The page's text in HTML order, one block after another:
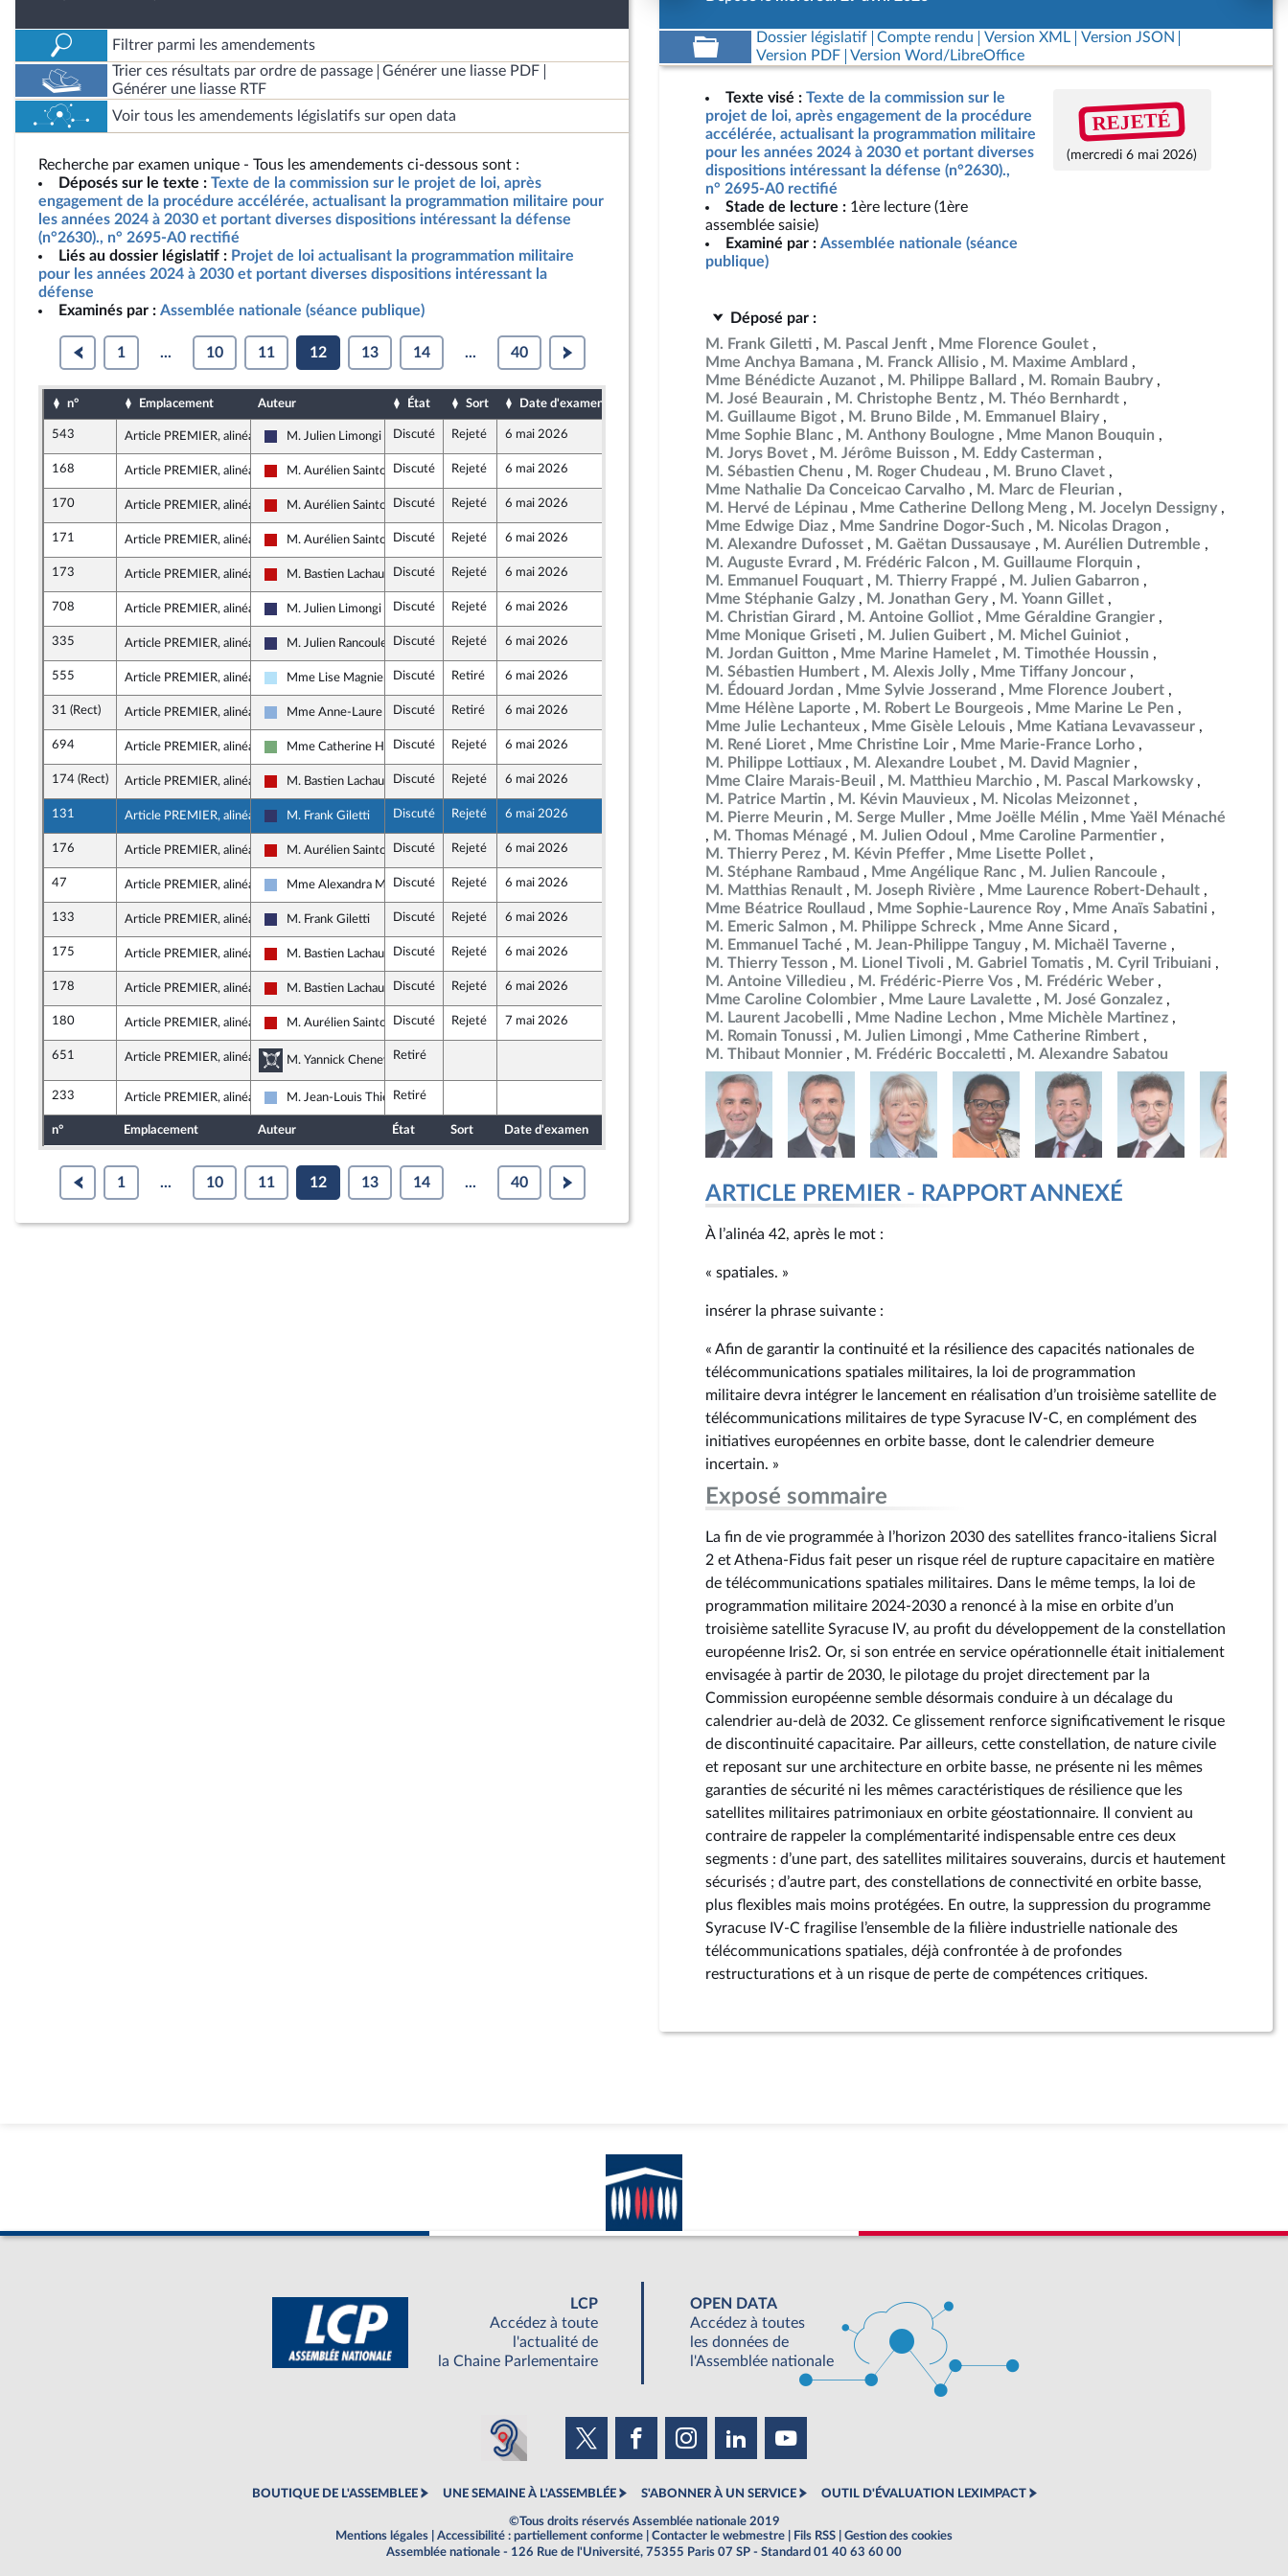
Filtrer parmi les amendements
Trier ces résultats par ordre de passage
Générer une liasse PDF
Générer une liasse RTF
Voir tous les amendements législatifs sur open data
Recherche par examen unique - Tous les amendements ci-dessous sont :
Déposés sur le texte : Texte de la commission sur le projet de loi, après
engagement de la procédure accélérée, actualisant la programmation militaire pour
les années 2024 à 2030 et portant diverses dispositions intéressant la défense
(n°2630)., n° 2695-A0 rectifié
Liés au dossier législatif : Projet de loi actualisant la programmation militaire
pour les années 2024 à 2030 et portant diverses dispositions intéressant la
défense
Examinés par : Assemblée nationale (séance publique)
1 ... 10 11 12 13 14 ... 40
n° Emplacement Auteur État Sort Date d'examen Date de dépôt
543 Article PREMIER, alinéa 36
Rassemblement National
M. Julien Limongi Discuté Rejeté 6 mai 2026
168 Article PREMIER, alinéa 37
La France insoumise - Nouveau Front Populaire
M. Aurélien SaintoulDiscuté Rejeté 6 mai 2026
170 Article PREMIER, alinéa 37
La France insoumise - Nouveau Front Populaire
M. Aurélien SaintoulDiscuté Rejeté 6 mai 2026
171 Article PREMIER, alinéa 37
La France insoumise - Nouveau Front Populaire
M. Aurélien SaintoulDiscuté Rejeté 6 mai 2026
173 Article PREMIER, alinéa 38
La France insoumise - Nouveau Front Populaire
M. Bastien Lachaud Discuté Rejeté 6 mai 2026
708 Article PREMIER, alinéa 38
Rassemblement National
M. Julien Limongi Discuté Rejeté 6 mai 2026
335 Article PREMIER, alinéa 38
Rassemblement National
M. Julien Rancoule Discuté Rejeté 6 mai 2026
555 Article PREMIER, alinéa 39
Horizons & Indépendants
Mme Lise Magnier Discuté Retiré 6 mai 2026
31 (Rect) Article PREMIER, alinéa 39
Droite Républicaine
Mme Anne-Laure BlinDiscuté Retiré 6 mai 2026
694 Article PREMIER, alinéa 39
Écologiste et Social
Mme Catherine Hervieu
Discuté Rejeté 6 mai 2026
174 (Rect) Article PREMIER, alinéa 40
La France insoumise - Nouveau Front Populaire
M. Bastien Lachaud Discuté Rejeté 6 mai 2026
131 Article PREMIER, alinéa 42
Rassemblement National
M. Frank Giletti Discuté Rejeté 6 mai 2026
176 Article PREMIER, alinéa 42
La France insoumise - Nouveau Front Populaire
M. Aurélien SaintoulDiscuté Rejeté 6 mai 2026
47 Article PREMIER, alinéa 42
Droite Républicaine
Mme Alexandra Martin (Alpes-Maritimes)
Discuté Rejeté 6 mai 2026
133 Article PREMIER, alinéa 42
Rassemblement National
M. Frank Giletti Discuté Rejeté 6 mai 2026
175 Article PREMIER, alinéa 42
La France insoumise - Nouveau Front Populaire
M. Bastien Lachaud Discuté Rejeté 6 mai 2026
178 Article PREMIER, alinéa 43
La France insoumise - Nouveau Front Populaire
M. Bastien Lachaud Discuté Rejeté 6 mai 2026
180 Article PREMIER, alinéa 43
La France insoumise - Nouveau Front Populaire
M. Aurélien SaintoulDiscuté Rejeté 7 mai 2026
651 Article PREMIER, alinéa 32 Commission de la défense nationale et des forces armées
M. Yannick Chenevard, rapporteur de la commission de la défense nationale et des forces armées
Retiré
233 Article PREMIER, alinéa 36
Droite Républicaine
M. Jean-Louis ThiériotRetiré
n° Emplacement Auteur État Sort Date d'examen
1 ... 10 11 12 13 14 ... 40
Dossier législatif Compte rendu Version XML
Version JSON
Version PDF
Version Word/LibreOffice
Texte visé : Texte de la commission sur le
projet de loi, après engagement de la procédure
accélérée, actualisant la programmation militaire
pour les années 2024 à 2030 et portant diverses
dispositions intéressant la défense (n°2630).,
n° 2695-A0 rectifié
Stade de lecture : 1ère lecture (1ère
assemblée saisie)
Examiné par : Assemblée nationale (séance
publique)
REJETÉ
(mercredi 6 mai 2026)
Déposé par :
M. Frank Giletti
M. Pascal Jenft
Mme Florence Goulet
Mme Anchya Bamana
M. Franck Allisio
M. Maxime Amblard
Mme Bénédicte Auzanot
M. Philippe Ballard
M. Romain Baubry
M. José Beaurain
M. Christophe Bentz
M. Théo Bernhardt
M. Guillaume Bigot
M. Bruno Bilde
M. Emmanuel Blairy
Mme Sophie Blanc
M. Anthony Boulogne
Mme Manon Bouquin
M. Jorys Bovet
M. Jérôme Buisson
M. Eddy Casterman
M. Sébastien Chenu
M. Roger Chudeau
M. Bruno Clavet
Mme Nathalie Da Conceicao Carvalho
M. Marc de Fleurian
M. Hervé de Lépinau
Mme Catherine Dellong Meng
M. Jocelyn Dessigny
Mme Edwige Diaz
Mme Sandrine Dogor-Such
M. Nicolas Dragon
M. Alexandre Dufosset
M. Gaëtan Dussausaye
M. Aurélien Dutremble
M. Auguste Evrard
M. Frédéric Falcon
M. Guillaume Florquin
M. Emmanuel Fouquart
M. Thierry Frappé
M. Julien Gabarron
Mme Stéphanie Galzy
M. Jonathan Gery
M. Yoann Gillet
M. Christian Girard
M. Antoine Golliot
Mme Géraldine Grangier
Mme Monique Griseti
M. Julien Guibert
M. Michel Guiniot
M. Jordan Guitton
Mme Marine Hamelet
M. Timothée Houssin
M. Sébastien Humbert
M. Alexis Jolly
Mme Tiffany Joncour
M. Édouard Jordan
Mme Sylvie Josserand
Mme Florence Joubert
Mme Hélène Laporte
M. Robert Le Bourgeois
Mme Marine Le Pen
Mme Julie Lechanteux
Mme Gisèle Lelouis
Mme Katiana Levavasseur
M. René Lioret
Mme Christine Loir
Mme Marie-France Lorho
M. Philippe Lottiaux
M. Alexandre Loubet
M. David Magnier
Mme Claire Marais-Beuil
M. Matthieu Marchio
M. Pascal Markowsky
M. Patrice Martin
M. Kévin Mauvieux
M. Nicolas Meizonnet
M. Pierre Meurin
M. Serge Muller Mme Joëlle Mélin
Mme Yaël Ménaché
M. Thomas Ménagé
M. Julien Odoul
Mme Caroline Parmentier
M. Thierry Perez
M. Kévin Pfeffer
Mme Lisette Pollet
M. Stéphane Rambaud
Mme Angélique Ranc
M. Julien Rancoule
M. Matthias Renault
M. Joseph Rivière
Mme Laurence Robert-Dehault
Mme Béatrice Roullaud
Mme Sophie-Laurence Roy
Mme Anaïs Sabatini
M. Emeric Salmon
M. Philippe Schreck
Mme Anne Sicard
M. Emmanuel Taché
M. Jean-Philippe Tanguy
M. Michaël Taverne
M. Thierry Tesson
M. Lionel Tivoli M. Gabriel Tomatis
M. Cyril Tribuiani
M. Antoine Villedieu
M. Frédéric-Pierre Vos
M. Frédéric Weber
Mme Caroline Colombier
Mme Laure Lavalette
M. José Gonzalez
M. Laurent Jacobelli
Mme Nadine Lechon
Mme Michèle Martinez
M. Romain Tonussi
M. Julien Limongi
Mme Catherine Rimbert
M. Thibaut Monnier
M. Frédéric Boccaletti M. Alexandre Sabatou
ARTICLE PREMIER - RAPPORT ANNEXÉ
À l’alinéa 42, après le mot :
« spatiales. »
insérer la phrase suivante :
« Afin de garantir la continuité et la résilience des capacités nationales de
télécommunications spatiales militaires, la loi de programmation
militaire devra intégrer le lancement en réalisation d’un troisième satellite de
télécommunications militaires de type Syracuse IV-C, en complément des
initiatives européennes en orbite basse, dont le calendrier demeure
incertain. »
Exposé sommaire
La fin de vie programmée à l’horizon 2030 des satellites franco-italiens Sicral
2 et Athena-Fidus fait peser un risque réel de rupture capacitaire en matière
de télécommunications spatiales militaires. Dans le même temps, la loi de
programmation militaire 2024-2030 a renoncé à la mise en orbite d’un
troisième satellite Syracuse IV, au profit du développement de la constellation
européenne Iris2. Or, si son entrée en service opérationnelle était initialement
envisagée à partir de 2030, le pilotage du projet directement par la
Commission européenne semble désormais conduire à un décalage du
calendrier au-delà de 2032. Ce glissement renforce significativement le risque
de discontinuité capacitaire. Par ailleurs, cette constellation, de nature civile
et reposant sur une architecture en orbite basse, ne présente ni les mêmes
garanties de sécurité ni les mêmes caractéristiques de résilience que les
satellites militaires patrimoniaux en orbite géostationnaire. Il convient au
contraire de rappeler la complémentarité indispensable entre ces deux
segments : d’une part, des satellites militaires souverains, durcis et hautement
sécurisés ; d’autre part, des constellations de connectivité en orbite basse,
plus flexibles mais moins protégées. En outre, la suppression du programme
Syracuse IV-C fragilise l’ensemble de la filière industrielle nationale des
télécommunications spatiales, déjà confrontée à de profondes
restructurations et à un risque de perte de compétences critiques.
LCP
Accédez à toute
l'actualité de
la Chaine Parlementaire
OPEN DATA
Accédez à toutes
les données de
l'Assemblée nationale
BOUTIQUE DE L'ASSEMBLEE UNE SEMAINE À L'ASSEMBLÉE S'ABONNER À UN SERVICE OUTIL D'ÉVALUATION LEXIMPACT
©Tous droits réservés Assemblée nationale 2019
Mentions légales
Accessibilité : partiellement conforme Contacter le webmestre Fils RSS
Gestion des cookies
Assemblée nationale - 126 Rue de l'Université, 75355 Paris 07 SP - Standard 01 40 63 60 00